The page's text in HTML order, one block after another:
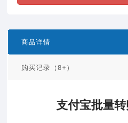
商品详情
购买记录（8+）
支付宝批量